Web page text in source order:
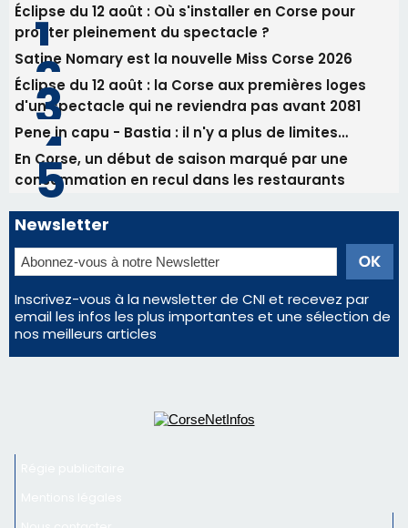
Éclipse du 12 août : Où s'installer en Corse pour
profiter pleinement du spectacle ?
Satine Nomary est la nouvelle Miss Corse 2026
Éclipse du 12 août : la Corse aux premières loges
d'un spectacle qui ne reviendra pas avant 2081
Pene in capu - Bastia : il n'y a plus de limites…
En Corse, un début de saison marqué par une
consommation en recul dans les restaurants
Newsletter
Inscrivez-vous à la newsletter de CNI et recevez par
email les infos les plus importantes et une sélection de
nos meilleurs articles